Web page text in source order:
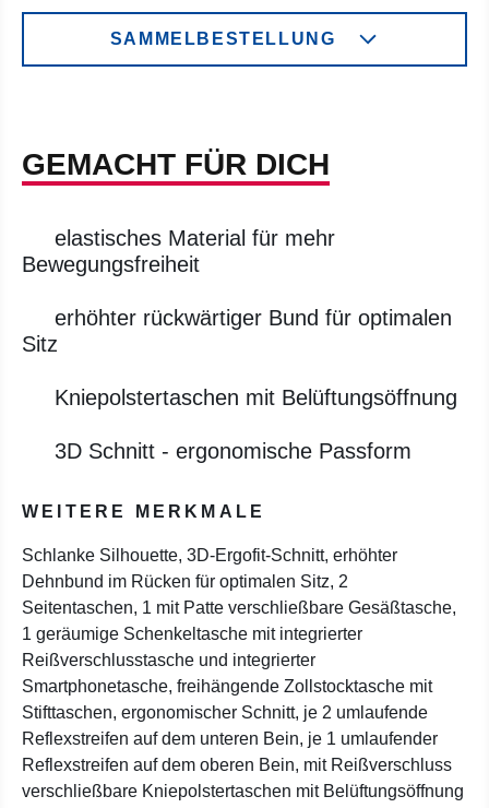
SAMMELBESTELLUNG
GEMACHT FÜR DICH
elastisches Material für mehr
Bewegungsfreiheit
erhöhter rückwärtiger Bund für optimalen
Sitz
Kniepolstertaschen mit Belüftungsöffnung
3D Schnitt - ergonomische Passform
WEITERE MERKMALE
Schlanke Silhouette, 3D-Ergofit-Schnitt, erhöhter
Dehnbund im Rücken für optimalen Sitz, 2
Seitentaschen, 1 mit Patte verschließbare Gesäßtasche,
1 geräumige Schenkeltasche mit integrierter
Reißverschlusstasche und integrierter
Smartphonetasche, freihängende Zollstocktasche mit
Stifttaschen, ergonomischer Schnitt, je 2 umlaufende
Reflexstreifen auf dem unteren Bein, je 1 umlaufender
Reflexstreifen auf dem oberen Bein, mit Reißverschluss
verschließbare Kniepolstertaschen mit Belüftungsöffnung